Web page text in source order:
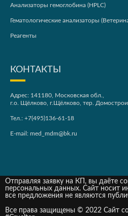
Анализаторы гемоглобина (HPLC)
Гематологические анализаторы
Реагенты
КОНТАКТЫ
Адрес: 141180, Московская обл.,
г.о. Щёлково, г.Щёлково, тер.
Тел.: +7(495)136-61-18
E-mail: med_mdm@bk.ru
Отправляя заявку на КП, вы даёте
персональных данных. Сайт носит
все предложения не являются
Все права защищены © 2022 Сайт